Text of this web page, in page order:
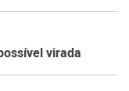
virada